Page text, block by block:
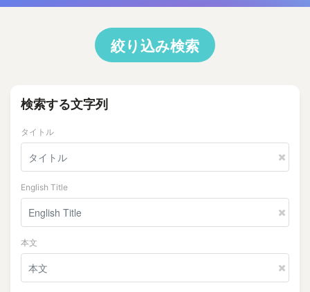
絞り込み検索
検索する文字列
タイトル
English Title
本文